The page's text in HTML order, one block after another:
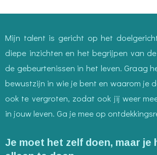
Mijn talent is gericht op het
diepe inzichten en het begrijpen van
de gebeurtenissen in het leven. Graag
bewustzijn in wie je bent en waarom je
ook te vergroten, zodat ook jij weer
in jouw leven. Ga je mee op
Je moet het zelf doen, maar je